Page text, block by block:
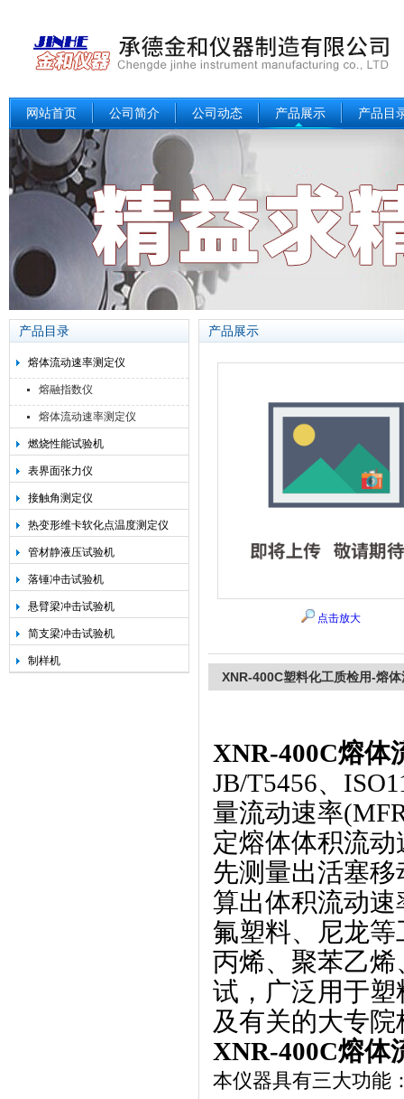
网站首页 公司简介 公司动态 产品展示 产品目
产品目录
熔体流动速率测定仪
熔融指数仪
熔体流动速率测定仪
燃烧性能试验机
表界面张力仪
接触角测定仪
热变形维卡软化点温度测定仪
管材静液压试验机
落锤冲击试验机
悬臂梁冲击试验机
简支梁冲击试验机
制样机
产品展示
点击放大
XNR-400C塑料化工质检用-熔
XNR-400C熔体
JB/T5456、
量流动速率
定熔体体积流
先测量出活塞
算出体积流动
氟塑料、尼龙
丙烯、聚苯乙
试，广泛用于
及有关的大专
XNR-400C熔体
本仪器具有三大功能